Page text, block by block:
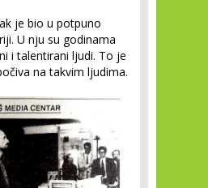
je bio u potpuno
U nju su godinama
i talentirani ljudi. To je
na takvim ljudima.